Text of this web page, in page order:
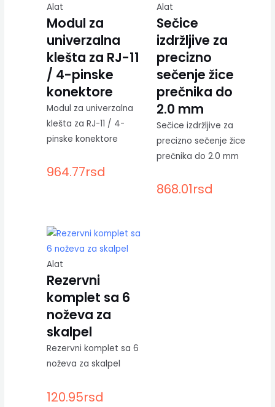
Alat
Modul za
univerzalna
klešta za RJ-11
/ 4-pinske
konektore
Modul za univerzalna
klešta za RJ-11 / 4-
pinske konektore
964.77rsd
Alat
Sečice
izdržljive za
precizno
sečenje žice
prečnika do
2.0 mm
Sečice izdržljive za
precizno sečenje žice
prečnika do 2.0 mm
868.01rsd
Alat
Rezervni
komplet sa 6
noževa za
skalpel
Rezervni komplet sa 6
noževa za skalpel
120.95rsd